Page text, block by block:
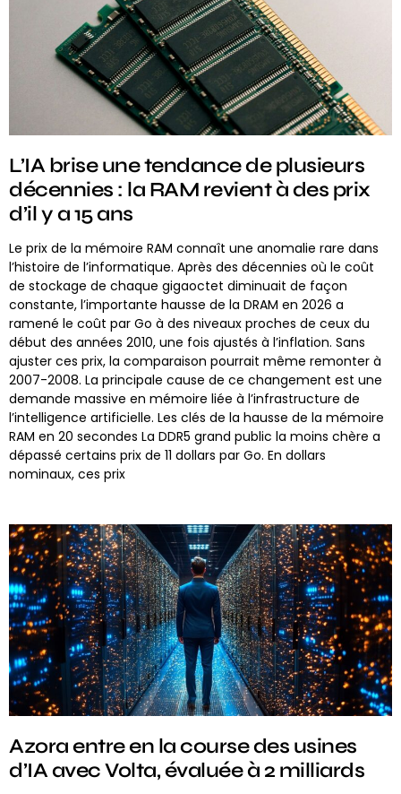
L’IA brise une tendance de plusieurs
décennies : la RAM revient à des prix
d’il y a 15 ans
Le prix de la mémoire RAM connaît une anomalie rare dans
l’histoire de l’informatique. Après des décennies où le coût
de stockage de chaque gigaoctet diminuait de façon
constante, l’importante hausse de la DRAM en 2026 a
ramené le coût par Go à des niveaux proches de ceux du
début des années 2010, une fois ajustés à l’inflation. Sans
ajuster ces prix, la comparaison pourrait même remonter à
2007-2008. La principale cause de ce changement est une
demande massive en mémoire liée à l’infrastructure de
l’intelligence artificielle. Les clés de la hausse de la mémoire
RAM en 20 secondes La DDR5 grand public la moins chère a
dépassé certains prix de 11 dollars par Go. En dollars
nominaux, ces prix
Azora entre en la course des usines
d’IA avec Volta, évaluée à 2 milliards